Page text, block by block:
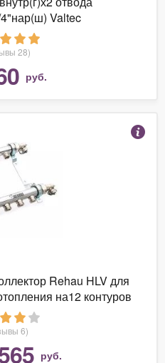
Valtec
28)
руб.
Rehau HLV для
на12 контуров
6)
руб.